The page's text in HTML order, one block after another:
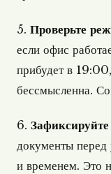
5. Проверьте
если офис
прибудет в
бессмысленна.
6.
документы перед
и временем. Это